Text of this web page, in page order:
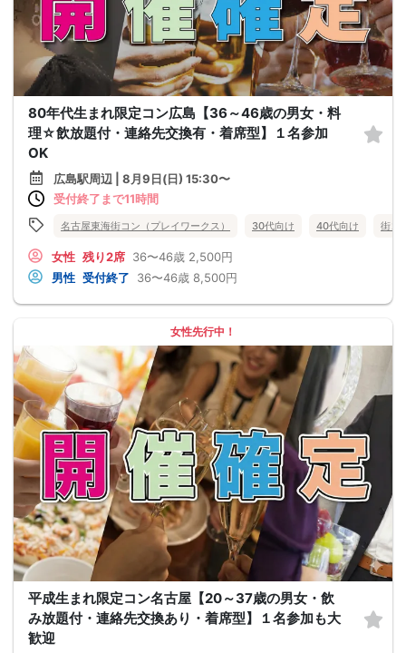
80年代生まれ限定コン広島【36～46歳の男女・料
理☆飲放題付・連絡先交換有・着席型】１名参加
OK
広島駅周辺 | 8月9日(日) 15:30〜
受付終了まで11時間
名古屋東海街コン（プレイワークス） 30代向け 40代向け 街コ
女性 残り2席 36〜46歳 2,500円
男性 受付終了 36〜46歳 8,500円
女性先行中！
平成生まれ限定コン名古屋【20～37歳の男女・飲
み放題付・連絡先交換あり・着席型】１名参加も大
歓迎